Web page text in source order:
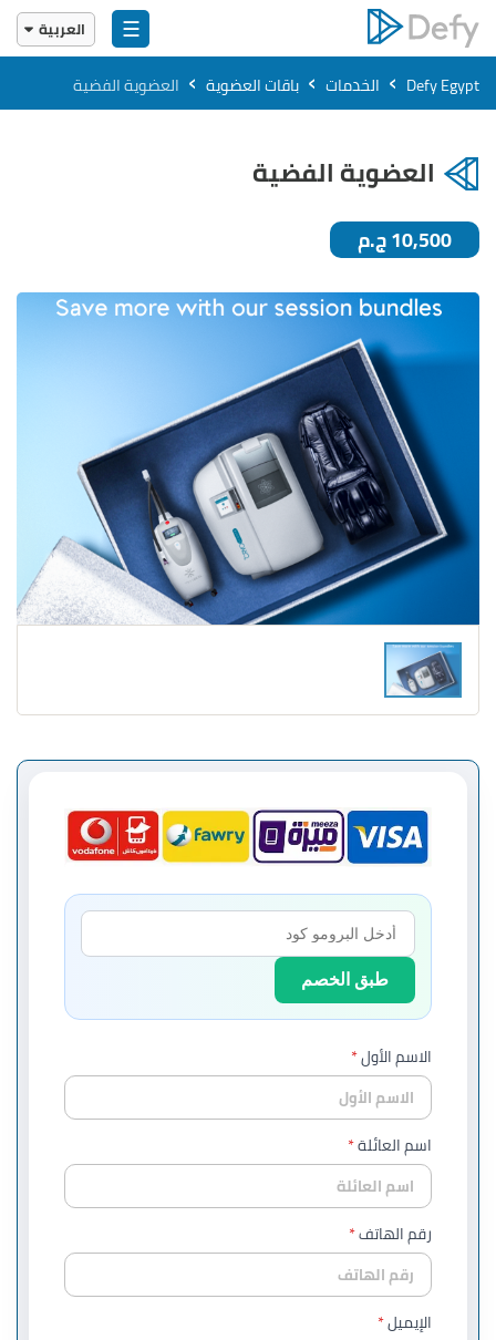
☰
العربية
English
العربية
Defy Egypt
› الخدمات › باقات العضوية › العضوية الفضية
العضوية الفضية
10,500 ج.م
طبق الخصم
الاسم الأول
اسم العائلة
رقم الهاتف
الإيميل